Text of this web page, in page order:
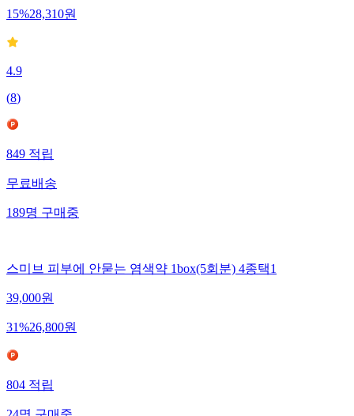
15%28,310원
4.9
(8)
849적립
무료배송
189명구매중
스미브 피부에 안묻는 염색약 1box(5회분) 4종택1
39,000원
31%26,800원
804적립